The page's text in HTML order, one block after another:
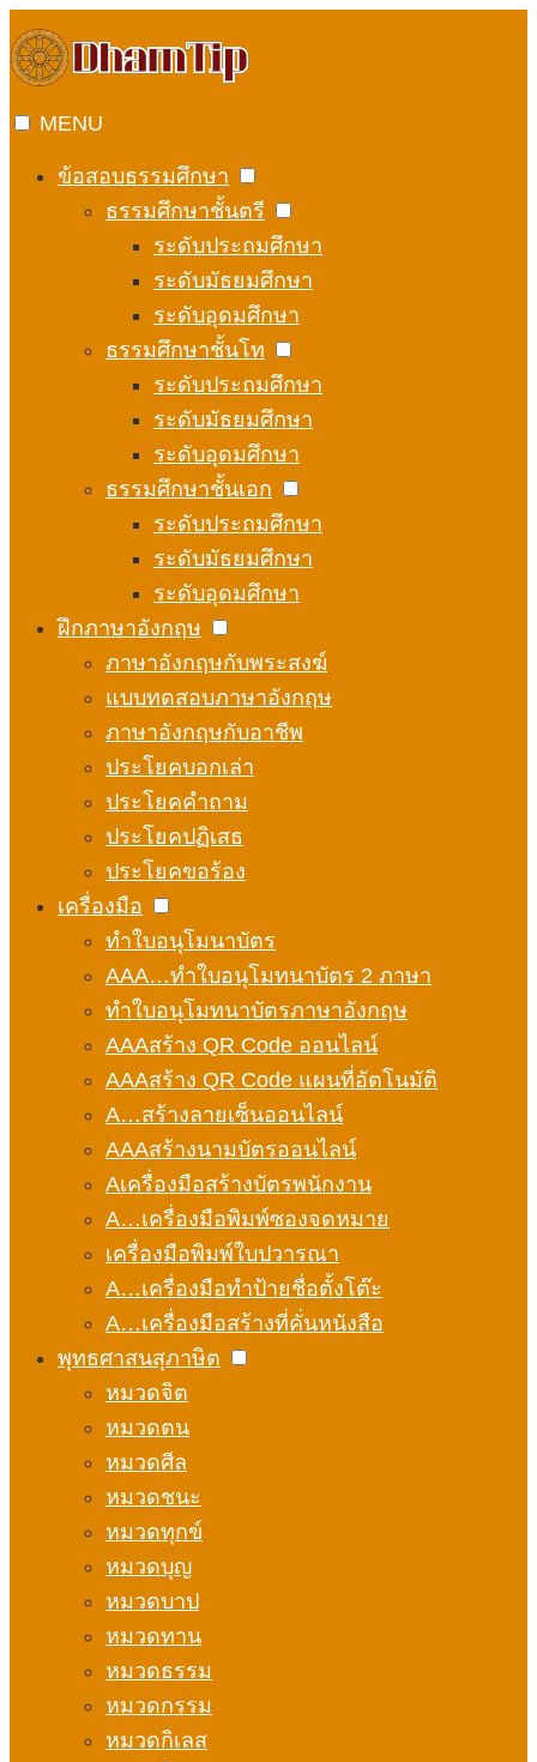
to
content
MENU
ข้อสอบธรรมศึกษา
ธรรมศึกษาชั้นตรี
ระดับประถมศึกษา
ระดับมัธยมศึกษา
ระดับอุดมศึกษา
ธรรมศึกษาชั้นโท
ระดับประถมศึกษา
ระดับมัธยมศึกษา
ระดับอุดมศึกษา
ธรรมศึกษาชั้นเอก
ระดับประถมศึกษา
ระดับมัธยมศึกษา
ระดับอุดมศึกษา
ฝึกภาษาอังกฤษ
ภาษาอังกฤษกับพระสงฆ์
แบบทดสอบภาษาอังกฤษ
ภาษาอังกฤษกับอาชีพ
ประโยคบอกเล่า
ประโยคคำถาม
ประโยคปฏิเสธ
ประโยคขอร้อง
เครื่องมือ
ทำใบอนุโมนาบัตร
AAA…ทำใบอนุโมทนาบัตร 2 ภาษา
ทำใบอนุโมทนาบัตรภาษาอังกฤษ
AAAสร้าง QR Code ออนไลน์
AAAสร้าง QR Code แผนที่อัตโนมัติ
A…สร้างลายเซ็นออนไลน์
AAAสร้างนามบัตรออนไลน์
Aเครื่องมือสร้างบัตรพนักงาน
A…เครื่องมือพิมพ์ซองจดหมาย
เครื่องมือพิมพ์ใบปวารณา
A…เครื่องมือทำป้ายชื่อตั้งโต๊ะ
A…เครื่องมือสร้างที่คั่นหนังสือ
พุทธศาสนสุภาษิต
หมวดจิต
หมวดตน
หมวดศีล
หมวดชนะ
หมวดทุกข์
หมวดบุญ
หมวดบาป
หมวดทาน
หมวดธรรม
หมวดกรรม
หมวดกิเลส